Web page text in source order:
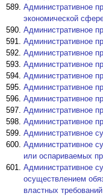
Административное
экономической
Административное
Административное
Административное
Административное
Административное
Административное
Административное
Административное
Административное
Административное
Административное
или оспариваемых
Административное
осуществлением
властных